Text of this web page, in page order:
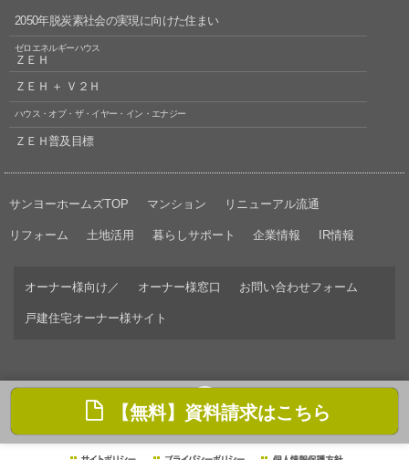
2050年脱炭素社会の実現に向けた住まい
ゼロエネルギーハウス
ＺＥＨ
ＺＥＨ ＋ Ｖ２Ｈ
ハウス・オブ・ザ・イヤー・イン・エナジー
ＺＥＨ普及目標
サンヨーホームズTOP マンション リニューアル流通
リフォーム 土地活用 暮らしサポート 企業情報 IR情報
オーナー様向け／ オーナー様窓口 お問い合わせフォーム
戸建住宅オーナー様サイト
【無料】資料請求はこちら